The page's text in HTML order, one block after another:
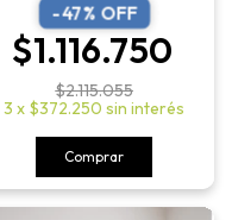
-47% OFF
$1.116.750
$2.115.055
3 x $372.250 sin interés
Comprar